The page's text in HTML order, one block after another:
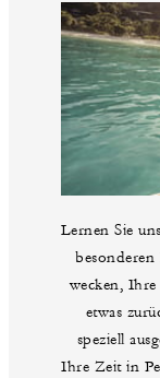
Lernen Sie
wecken,
etwas
speziell
Ihre Zeit in